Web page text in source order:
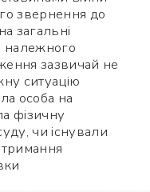
звернення до
загальні
належного
зазвичай не
ситуацію
особа на
фізичну
чи існували